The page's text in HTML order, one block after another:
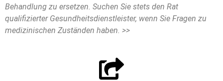
Behandlung zu ersetzen. Suchen Sie stets den Rat
qualifizierter Gesundheitsdienstleister, wenn Sie Fragen zu
medizinischen Zuständen haben. >>